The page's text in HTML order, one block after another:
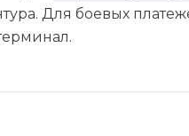
Для боевых